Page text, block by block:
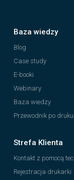
Baza wiedzy
Blog
Case study
E-booki
Webinary
Baza wiedzy
Przewodnik po
Strefa Klienta
Kontakt z pomocą
Rejestracja drukarki